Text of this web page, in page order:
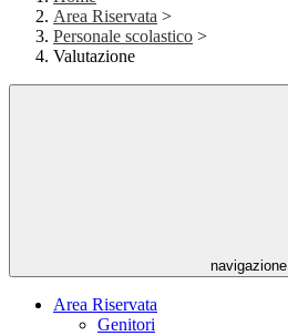
Area Riservata >
Personale scolastico >
Valutazione
navigazione
Area Riservata
Genitori